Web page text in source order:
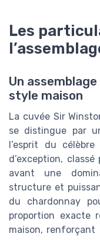
Les
Un
style maison
La cuvée Sir
se distingue par
l’esprit du
d’exception,
avant une
structure et
du chardonnay
proportion exacte
maison, renforçant